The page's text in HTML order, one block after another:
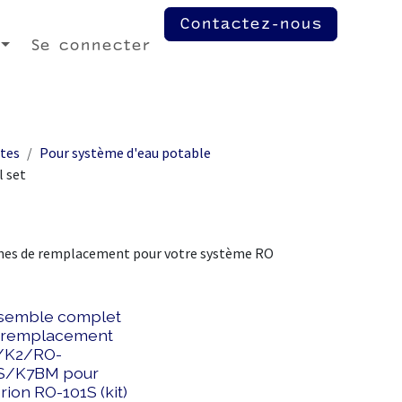
Se connecter
Contactez-nous
Pour système d'eau potable
set
de remplacement pour votre système RO
complet
RO-
K7BM pour
RO-101S (kit)